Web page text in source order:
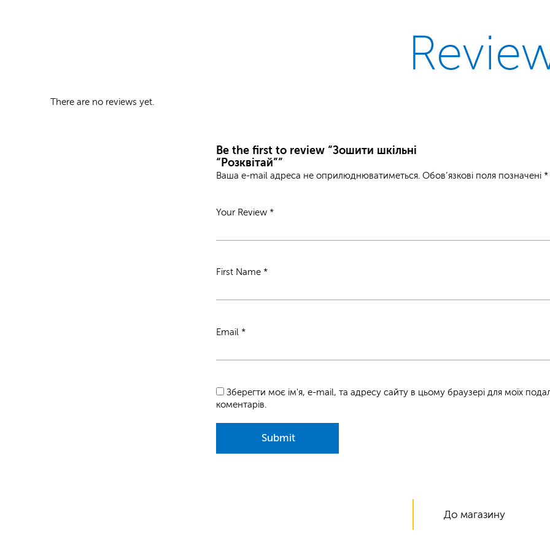
There are no reviews yet.
Be the first to review “Зошити шкільні
“Розквітай””
Ваша e-mail адреса не оприлюднюватиметься. Обов’язкові поля позначені *
Your Review *
First Name *
Email *
Зберегти моє ім'я, e-mail, та адресу сайту в цьому браузері для моїх
коментарів.
Submit
До магазину